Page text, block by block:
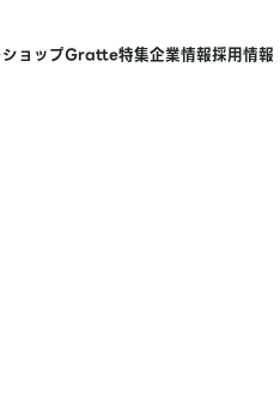
ョップGratte特集企業情報採用情報